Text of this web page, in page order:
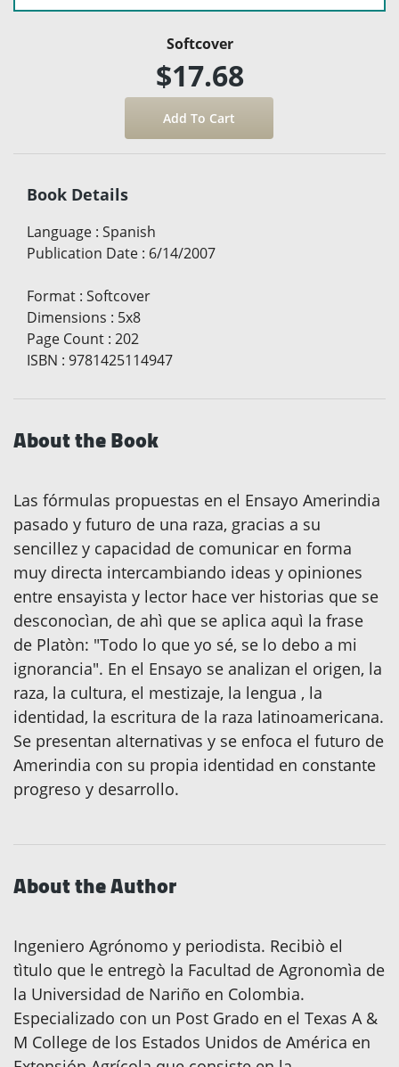
Softcover
$17.68
Book Details
Language : Spanish
Publication Date : 6/14/2007
Format : Softcover
Dimensions : 5x8
Page Count : 202
ISBN : 9781425114947
About the Book
Las fórmulas propuestas en el Ensayo Amerindia
pasado y futuro de una raza, gracias a su
sencillez y capacidad de comunicar en forma
muy directa intercambiando ideas y opiniones
entre ensayista y lector hace ver historias que se
desconocìan, de ahì que se aplica aquì la frase
de Platòn: "Todo lo que yo sé, se lo debo a mi
ignorancia". En el Ensayo se analizan el origen, la
raza, la cultura, el mestizaje, la lengua , la
identidad, la escritura de la raza latinoamericana.
Se presentan alternativas y se enfoca el futuro de
Amerindia con su propia identidad en constante
progreso y desarrollo.
About the Author
Ingeniero Agrónomo y periodista. Recibiò el
tìtulo que le entregò la Facultad de Agronomìa de
la Universidad de Nariño en Colombia.
Especializado con un Post Grado en el Texas A &
M College de los Estados Unidos de América en